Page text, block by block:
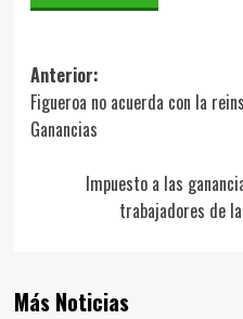
Navegación
de
entradas
Anterior:
Figueroa no acuerda con la
Ganancias
Impuesto a las
trabajadores de
Más Noticias